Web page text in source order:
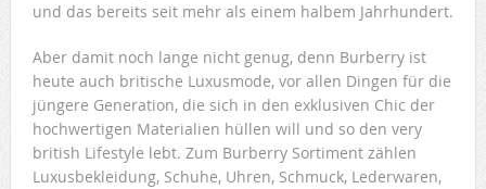
und das bereits seit mehr als einem halbem Jahrhundert.
Aber damit noch lange nicht genug, denn Burberry ist
heute auch britische Luxusmode, vor allen Dingen für die
jüngere Generation, die sich in den exklusiven Chic der
hochwertigen Materialien hüllen will und so den very
british Lifestyle lebt. Zum Burberry Sortiment zählen
Luxusbekleidung, Schuhe, Uhren, Schmuck, Lederwaren,